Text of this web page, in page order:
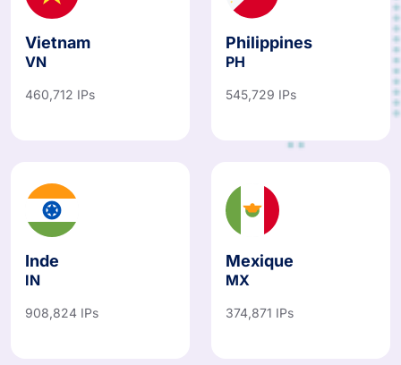
Vietnam
VN
460,712 IPs
Philippines
PH
545,729 IPs
Inde
IN
908,824 IPs
Mexique
MX
374,871 IPs